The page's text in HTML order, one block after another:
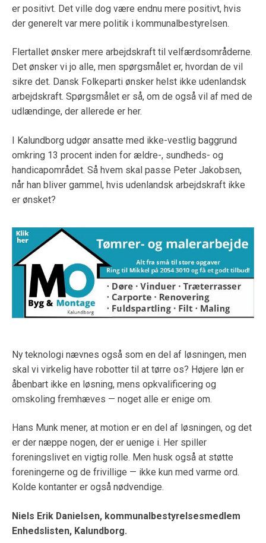
er positivt. Det ville dog være endnu mere positivt, hvis
der generelt var mere politik i kommunalbestyrelsen.
Flertallet ønsker mere arbejdskraft til velfærdsområderne.
Det ønsker vi jo alle, men spørgsmålet er, hvordan de vil
sikre det. Dansk Folkeparti ønsker helst ikke udenlandsk
arbejdskraft. Spørgsmålet er så, om de også vil af med de
udlændinge, der allerede er her.
I Kalundborg udgør ansatte med ikke-vestlig baggrund
omkring 13 procent inden for ældre-, sundheds- og
handicapområdet. Så hvem skal passe Peter Jakobsen,
når han bliver gammel, hvis udenlandsk arbejdskraft ikke
er ønsket?
Ny teknologi nævnes også som en del af løsningen, men
skal vi virkelig have robotter til at tørre os? Højere løn er
åbenbart ikke en løsning, mens opkvalificering og
omskoling fremhæves — noget alle er enige om.
Hans Munk mener, at motion er en del af løsningen, og det
er der næppe nogen, der er uenige i. Her spiller
foreningslivet en vigtig rolle. Men husk også at støtte
foreningerne og de frivillige — ikke kun med varme ord.
Kolde kontanter er også nødvendige.
Niels Erik Danielsen, kommunalbestyrelsesmedlem
Enhedslisten, Kalundborg.